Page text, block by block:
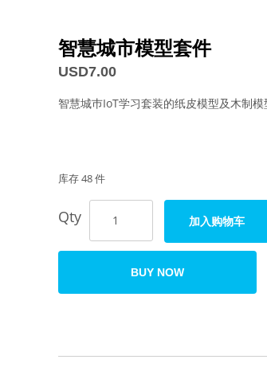
智慧城市模型套件
USD7.00
智慧城巿IoT学习套装的纸皮模型及木制
库存 48 件
Qty 加入购物车
BUY NOW